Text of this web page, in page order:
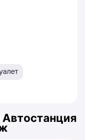
Автостанция